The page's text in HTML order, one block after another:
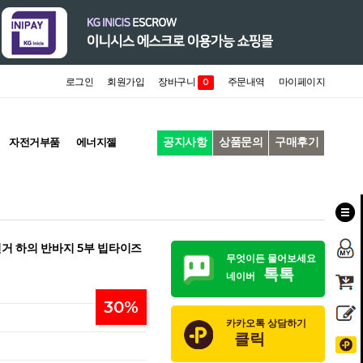
로그인 회원가입 장바구니 0 주문내역 마이페이지
자전거부품 에너지젤 공지사항 상품문의 구매후기
하의 반바지 5부 빕타이즈
30%
무엇이든 물어보세요
네이버
톡톡
카카오톡 상담하기
클릭